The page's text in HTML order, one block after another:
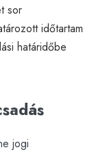
sor
időtartam
határidőbe
jogi